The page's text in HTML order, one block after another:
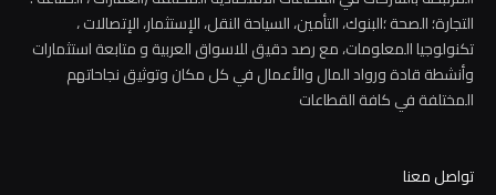
التجارة؛ الصحة ؛البنوك، التأمين، السياحة النقل، الإستثمار، الإتصالات ،
تكنولوجيا المعلومات، مع رصد دقيق للاسواق العربية و متابعة استثمارات
وأنشطة قادة ورواد المال والأعمال في كل مكان وتوثيق نجاحاتهم
المختلفة في كافة القطاعات
تواصل معنا